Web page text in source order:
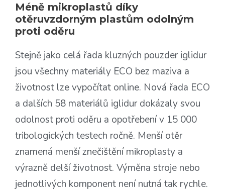
Méně mikroplastů díky
otěruvzdorným plastům odolným
proti oděru
Stejně jako celá řada kluzných pouzder iglidur
jsou všechny materiály ECO bez maziva a
životnost lze vypočítat online. Nová řada ECO
a dalších 58 materiálů iglidur dokázaly svou
odolnost proti oděru a opotřebení v 15 000
tribologických testech ročně. Menší otěr
znamená menší znečištění mikroplasty a
výrazně delší životnost. Výměna stroje nebo
jednotlivých komponent není nutná tak rychle.